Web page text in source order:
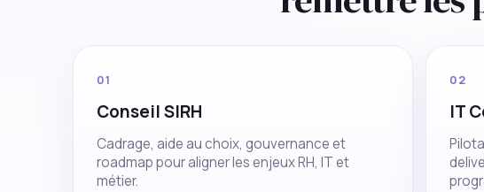
01
Conseil SIRH
Cadrage, aide au choix, gouvernance et
roadmap pour aligner les enjeux RH, IT et
métier.
02
IT